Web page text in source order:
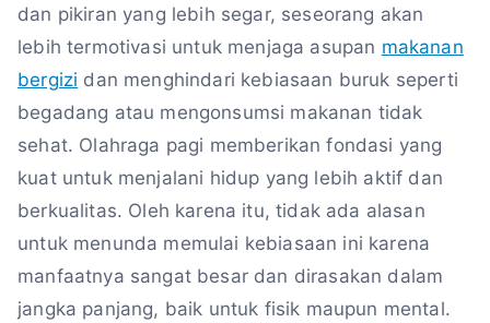
dan pikiran yang lebih segar, seseorang akan
lebih termotivasi untuk menjaga asupan makanan
bergizi dan menghindari kebiasaan buruk seperti
begadang atau mengonsumsi makanan tidak
sehat. Olahraga pagi memberikan fondasi yang
kuat untuk menjalani hidup yang lebih aktif dan
berkualitas. Oleh karena itu, tidak ada alasan
untuk menunda memulai kebiasaan ini karena
manfaatnya sangat besar dan dirasakan dalam
jangka panjang, baik untuk fisik maupun mental.